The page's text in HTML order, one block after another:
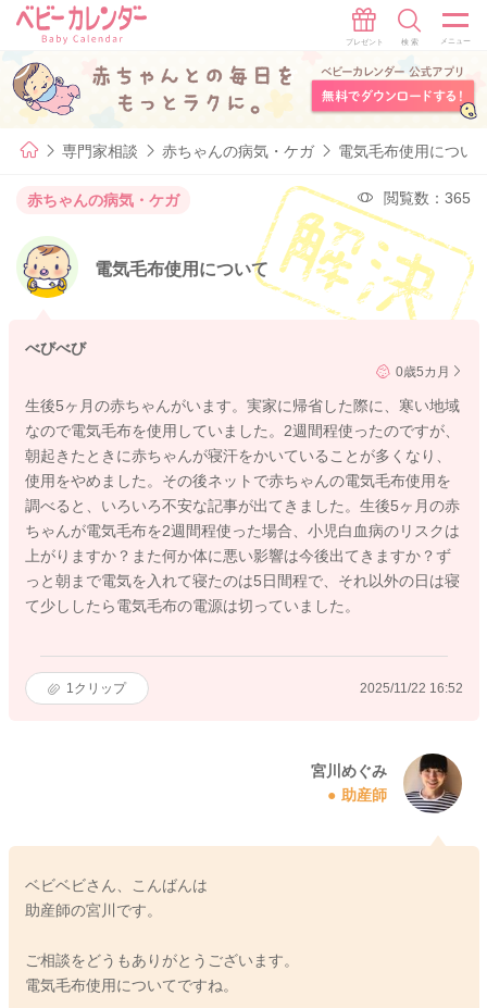
専門家相談 赤ちゃんの病気・ケガ 電気毛布使用につい
赤ちゃんの病気・ケガ 閲覧数：365
電気毛布使用について
べびべび
0歳5カ月
生後5ヶ月の赤ちゃんがいます。実家に帰省した際に、寒い地域
なので電気毛布を使用していました。2週間程使ったのですが、
朝起きたときに赤ちゃんが寝汗をかいていることが多くなり、
使用をやめました。その後ネットで赤ちゃんの電気毛布使用を
調べると、いろいろ不安な記事が出てきました。生後5ヶ月の赤
ちゃんが電気毛布を2週間程使った場合、小児白血病のリスクは
上がりますか？また何か体に悪い影響は今後出てきますか？ず
っと朝まで電気を入れて寝たのは5日間程で、それ以外の日は寝
て少ししたら電気毛布の電源は切っていました。
1 クリップ 2025/11/22 16:52
宮川めぐみ
助産師
ベビベビさん、こんばんは
助産師の宮川です。
ご相談をどうもありがとうございます。
電気毛布使用についてですね。